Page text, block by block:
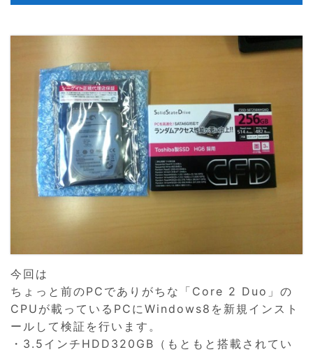
今回は
ちょっと前のPCでありがちな「Core 2 Duo」の
CPUが載っているPCにWindows8を新規インスト
ールして検証を行います。
・3.5インチHDD320GB（もともと搭載されてい